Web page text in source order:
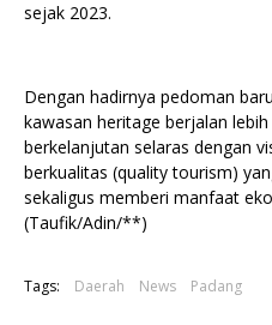
sejak 2023.
Dengan hadirnya pedoman
kawasan heritage berjalan
berkelanjutan selaras dengan
berkualitas (quality tourism)
sekaligus memberi manfaat
(Taufik/Adin/**)
Tags: Daerah News Padang